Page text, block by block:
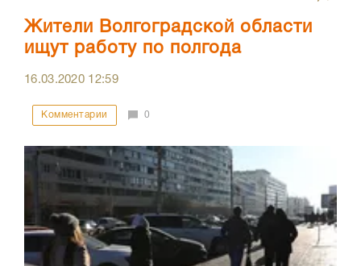
Жители Волгоградской области
ищут работу по полгода
16.03.2020 12:59
Комментарии 0